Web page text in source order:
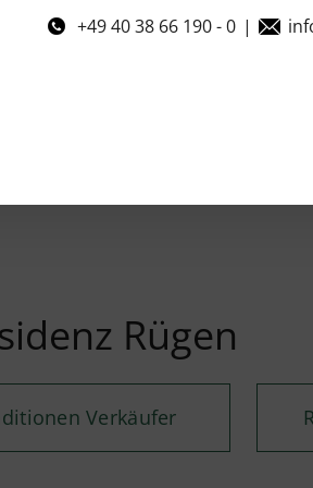
+49 40 38 66 190 - 0 |
Rügen
Verkäufer